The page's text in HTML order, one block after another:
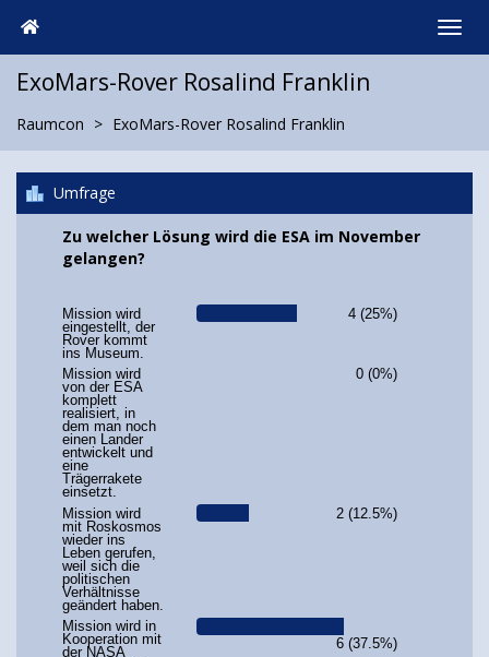
ExoMars-Rover Rosalind Franklin
Raumcon ExoMars-Rover Rosalind Franklin
Umfrage
Zu welcher Lösung wird die ESA im November
gelangen?
Mission wird
eingestellt, der
Rover kommt
ins Museum.
4 (25%)
Mission wird
von der ESA
komplett
realisiert, in
dem man noch
einen Lander
entwickelt und
eine
Trägerrakete
einsetzt.
0 (0%)
Mission wird
mit Roskosmos
wieder ins
Leben gerufen,
weil sich die
politischen
Verhältnisse
geändert haben.
2 (12.5%)
Mission wird in
Kooperation mit
der NASA
6 (37.5%)